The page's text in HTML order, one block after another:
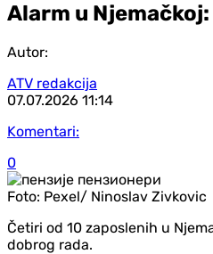
Alarm u
Autor:
ATV redakcija
07.07.2026 11:14
Komentari:
0
Foto: Pexel/ Ninoslav Zivkovic
Četiri od 10 zaposlenih u
dobrog rada.